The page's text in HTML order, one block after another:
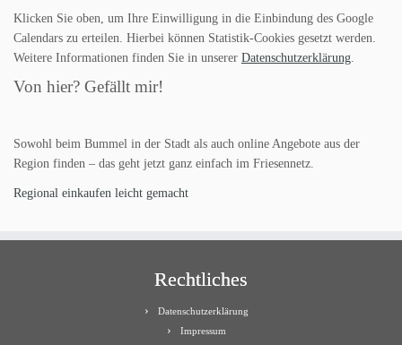
Klicken Sie oben, um Ihre Einwilligung in die Einbindung des Google
Calendars zu erteilen. Hierbei können Statistik-Cookies gesetzt werden.
Weitere Informationen finden Sie in unserer Datenschutzerklärung.
Von hier? Gefällt mir!
Sowohl beim Bummel in der Stadt als auch online Angebote aus der
Region finden – das geht jetzt ganz einfach im Friesennetz.
Regional einkaufen leicht gemacht
Rechtliches
Datenschutzerklärung
Impressum